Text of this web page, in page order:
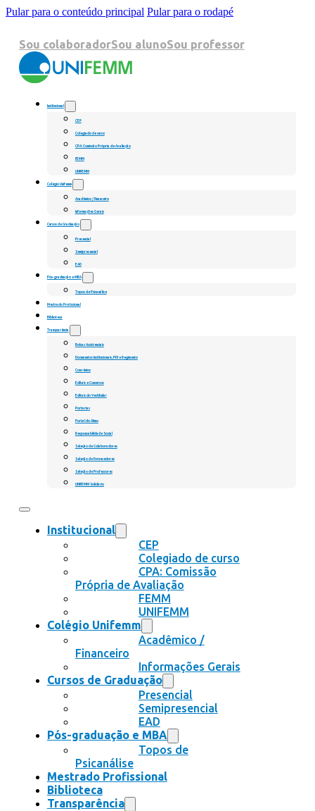
Pular para o conteúdo principal Pular para o rodapé
Sou colaboradorSou alunoSou professor
Institucional
CEP
Colegiado de curso
CPA: Comissão Própria de Avaliação
FEMM
UNIFEMM
Colégio Unifemm
Acadêmico / Financeiro
Informações Gerais
Cursos de Graduação
Presencial
Semipresencial
EAD
Pós-graduação e MBA
Topos de Psicanálise
Mestrado Profissional
Biblioteca
Transparência
Bolsas Assistenciais
Documentos Institucionais, PDI e Regimento
Convênios
Editais e Concursos
Editais do Vestibular
Portarias
Portal do Aluno
Responsabilidade Social
Seleção de Colaboradores
Seleção de Fornecedores
Seleção de Professores
UNIFEMM Solidário
Institucional
CEP
Colegiado de curso
CPA: Comissão
Própria de Avaliação
FEMM
UNIFEMM
Colégio Unifemm
Acadêmico /
Financeiro
Informações Gerais
Cursos de Graduação
Presencial
Semipresencial
EAD
Pós-graduação e MBA
Topos de
Psicanálise
Mestrado Profissional
Biblioteca
Transparência